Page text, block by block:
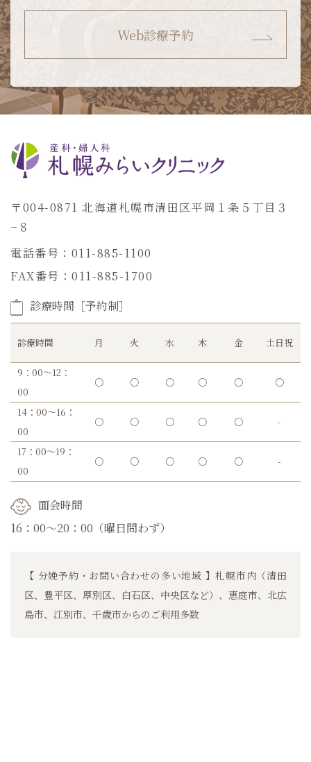
Web診療予約
〒004-0871 北海道札幌市清田区平岡１条５丁目３
−８
電話番号：011-885-1100
FAX番号：011-885-1700
診療時間［予約制］
診療時間 月 火 水 木 金 土日祝
9：00～12：
00
○ ○ ○ ○ ○ ○
14：00～16：
00
○ ○ ○ ○ ○ -
17：00～19：
00
○ ○ ○ ○ ○ -
面会時間
16：00～20：00（曜日問わず）
【 分娩予約・お問い合わせの多い地域 】札幌市内（清田
区、豊平区、厚別区、白石区、中央区など）、恵庭市、北広
島市、江別市、千歳市からのご利用多数